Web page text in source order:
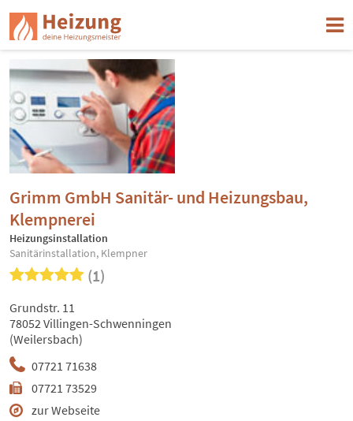
Grimm GmbH Sanitär- und Heizungsbau,
Klempnerei
Heizungsinstallation
Sanitärinstallation, Klempner
(1)
07721 71638
07721 73529
zur Webseite
Grundstr. 11
78052 Villingen-Schwenningen
(Weilersbach)